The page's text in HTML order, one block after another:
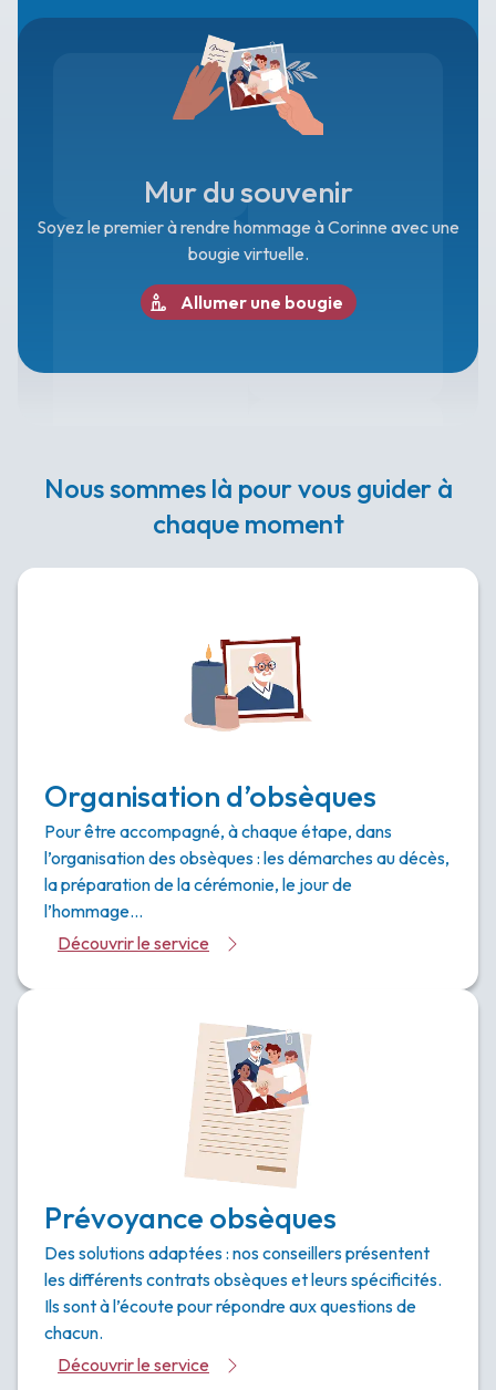
Mur du souvenir
Soyez le premier à rendre hommage à Corinne avec une
bougie virtuelle.
Allumer une bougie
Nous sommes là pour vous guider à
chaque moment
Organisation d’obsèques
Pour être accompagné, à chaque étape, dans
l’organisation des obsèques : les démarches au décès,
la préparation de la cérémonie, le jour de
l’hommage…
Découvrir le service
Prévoyance obsèques
Des solutions adaptées : nos conseillers présentent
les différents contrats obsèques et leurs spécificités.
Ils sont à l’écoute pour répondre aux questions de
chacun.
Découvrir le service